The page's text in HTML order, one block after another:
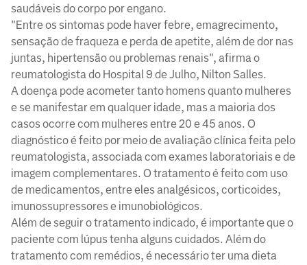
saudáveis do corpo por engano.
"Entre os sintomas pode haver febre, emagrecimento,
sensação de fraqueza e perda de apetite, além de dor nas
juntas, hipertensão ou problemas renais", afirma o
reumatologista do Hospital 9 de Julho, Nilton Salles.
A doença pode acometer tanto homens quanto mulheres
e se manifestar em qualquer idade, mas a maioria dos
casos ocorre com mulheres entre 20 e 45 anos. O
diagnóstico é feito por meio de avaliação clínica feita pelo
reumatologista, associada com exames laboratoriais e de
imagem complementares. O tratamento é feito com uso
de medicamentos, entre eles analgésicos, corticoides,
imunossupressores e imunobiológicos.
Além de seguir o tratamento indicado, é importante que o
paciente com lúpus tenha alguns cuidados. Além do
tratamento com remédios, é necessário ter uma dieta